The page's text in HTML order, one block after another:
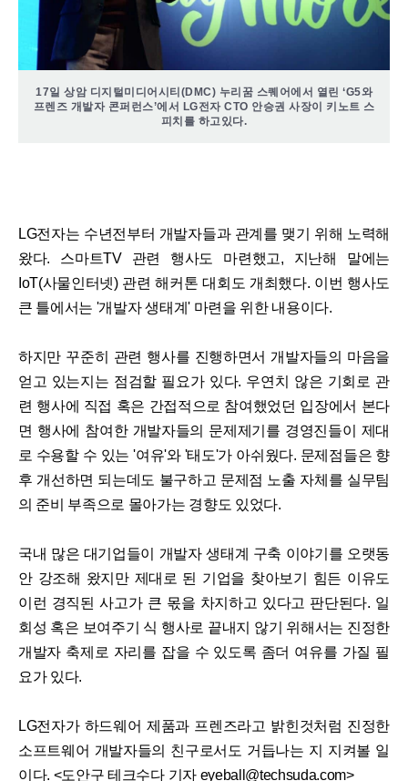
17일 상암 디지털미디어시티(DMC) 누리꿈 스퀘어에서 열린 ‘G5와
프렌즈 개발자 콘퍼런스’에서 LG전자 CTO 안승권 사장이 키노트 스
피치를 하고있다.
LG전자는 수년전부터 개발자들과 관계를 맺기 위해 노력해
왔다. 스마트TV 관련 행사도 마련했고, 지난해 말에는
IoT(사물인터넷) 관련 해커톤 대회도 개최했다. 이번 행사도
큰 틀에서는 '개발자 생태계' 마련을 위한 내용이다.
하지만 꾸준히 관련 행사를 진행하면서 개발자들의 마음을
얻고 있는지는 점검할 필요가 있다. 우연치 않은 기회로 관
련 행사에 직접 혹은 간접적으로 참여했었던 입장에서 본다
면 행사에 참여한 개발자들의 문제제기를 경영진들이 제대
로 수용할 수 있는 '여유'와 '태도'가 아쉬웠다. 문제점들은 향
후 개선하면 되는데도 불구하고 문제점 노출 자체를 실무팀
의 준비 부족으로 몰아가는 경향도 있었다.
국내 많은 대기업들이 개발자 생태계 구축 이야기를 오랫동
안 강조해 왔지만 제대로 된 기업을 찾아보기 힘든 이유도
이런 경직된 사고가 큰 몫을 차지하고 있다고 판단된다. 일
회성 혹은 보여주기 식 행사로 끝내지 않기 위해서는 진정한
개발자 축제로 자리를 잡을 수 있도록 좀더 여유를 가질 필
요가 있다.
LG전자가 하드웨어 제품과 프렌즈라고 밝힌것처럼 진정한
소프트웨어 개발자들의 친구로서도 거듭나는 지 지켜볼 일
이다. <도안구 테크수다 기자 eyeball@techsuda.com>